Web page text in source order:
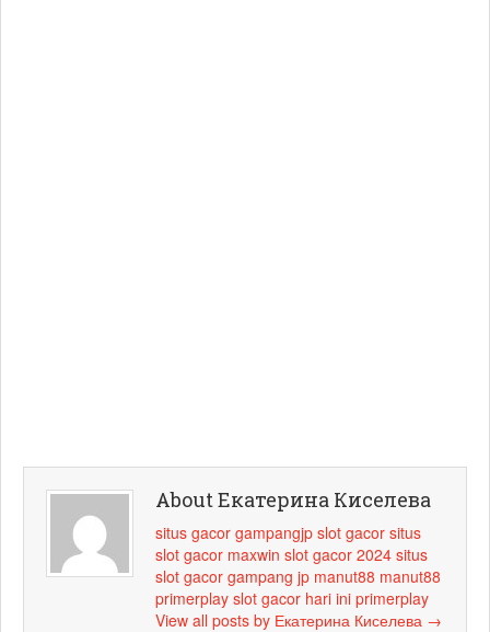
About Екатерина Киселева
situs gacor gampangjp slot gacor situs
slot gacor maxwin slot gacor 2024 situs
slot gacor gampang jp manut88 manut88
primerplay slot gacor hari ini primerplay
View all posts by Екатерина Киселева →